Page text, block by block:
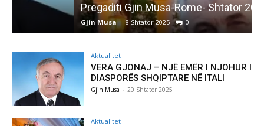
Pregaditi Gjin Musa-Rome- Shtator 2025
8 Shtator 2025 0
Aktualitet
VERA GJONAJ – NJË EMËR I NJOHUR I
DIASPORËS SHQIPTARE NË ITALI
Gjin Musa - 20 Shtator 2025
Aktualitet